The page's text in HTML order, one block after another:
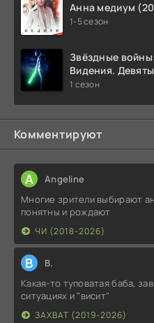
Анна медиум
1-5 сезон
Звёздные войны:
Видения.
(2026)
1 сезон
Комментируют
A Angeline
Многие зрители выбирают
понятны и рождают
ЧИ (2018-2026)
В В.
Какая-то туповатая баба,
ситуациях и "висит"
ЗАХВАТ (2019-2026)